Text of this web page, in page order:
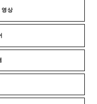
영상